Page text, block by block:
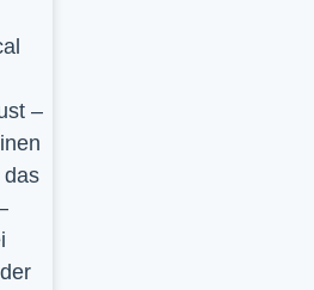
–
das